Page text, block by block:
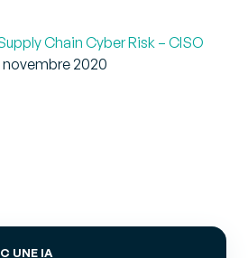
Chain Cyber Risk – CISO
novembre 2020
UNE IA